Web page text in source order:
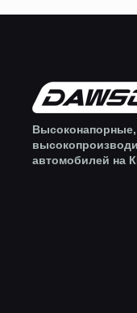
автомобилей на